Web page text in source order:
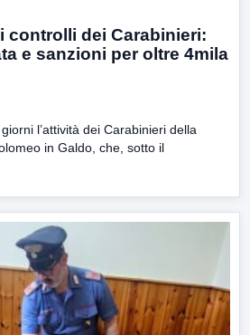
controlli dei Carabinieri:
e sanzioni per oltre 4mila
l’attività dei Carabinieri della
in Galdo, che, sotto il